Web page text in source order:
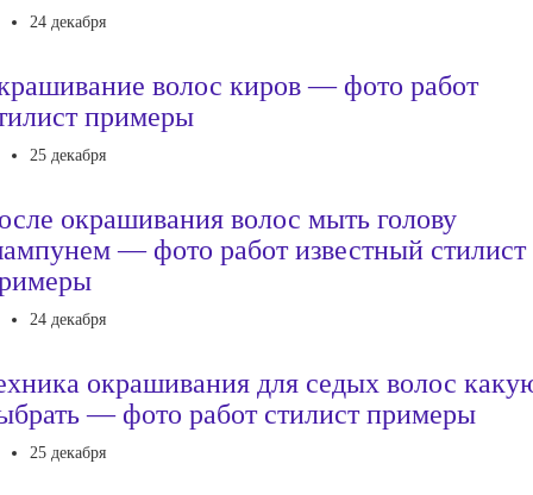
24 декабря
волос киров — фото работ
примеры
25 декабря
окрашивания волос мыть голову
— фото работ известный стилист
24 декабря
окрашивания для седых волос
— фото работ стилист примеры
25 декабря